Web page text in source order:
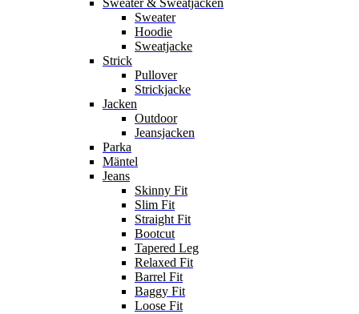
Sweater & Sweatjacken
Sweater
Hoodie
Sweatjacke
Strick
Pullover
Strickjacke
Jacken
Outdoor
Jeansjacken
Parka
Mäntel
Jeans
Skinny Fit
Slim Fit
Straight Fit
Bootcut
Tapered Leg
Relaxed Fit
Barrel Fit
Baggy Fit
Loose Fit